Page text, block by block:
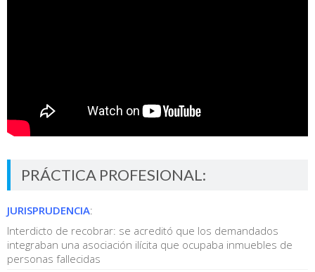
PRÁCTICA PROFESIONAL:
JURISPRUDENCIA:
Interdicto de recobrar: se acreditó que los demandados
integraban una asociación ilícita que ocupaba inmuebles de
personas fallecidas